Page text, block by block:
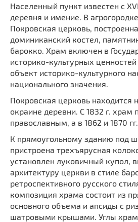
Населенный пункт известен с
деревня и имение. В
Покровская церковь,
доминиканский костел,
барокко. Храм включен в
историко-культурных
объект историко-культурного
национального значения.
Покровская церковь находится
окраине деревни. С 1832 г. храм
православным, а в 1862 и 1870
К прямоугольному зданию под
пристроена трехъярусная
установлен луковичный купол,
архитектуру церкви в стиле
ретроспективного русского
композиция храма состоит из
основного объема и апсиды с
шатровыми крышами. Углы